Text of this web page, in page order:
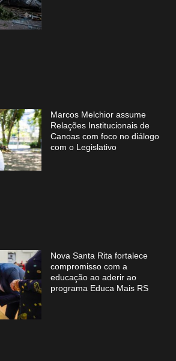
Marcos Melchior assume
Relações Institucionais de
Canoas com foco no diálogo
com o Legislativo
Nova Santa Rita fortalece
compromisso com a
educação ao aderir ao
programa Educa Mais RS